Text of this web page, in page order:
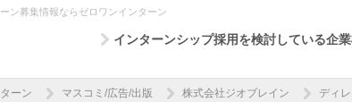
ン募集情報ならゼロワンインターン
インターンシップ採用を検討している企
ーン マスコミ/広告/出版 株式会社ジオブレイン
ディ